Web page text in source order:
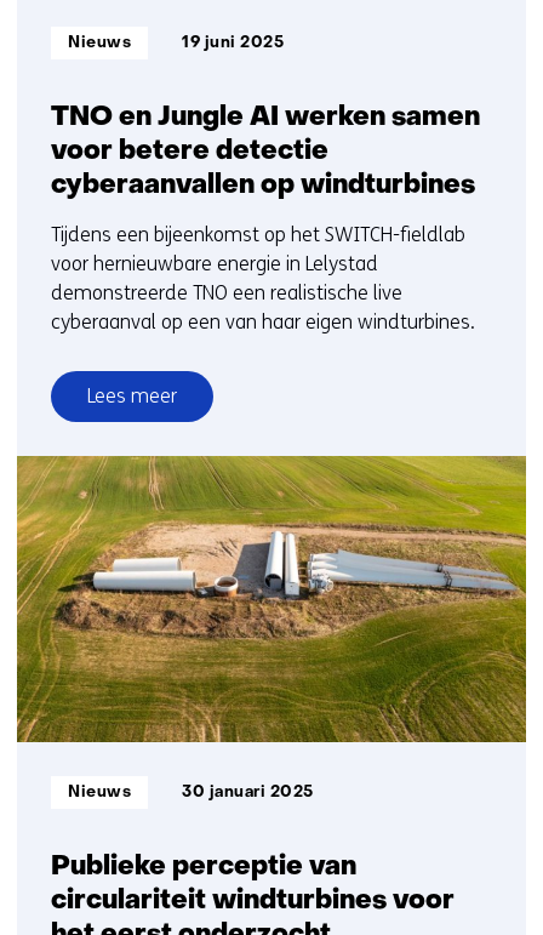
TNO en Jungle AI werken samen
voor betere detectie
cyberaanvallen op windturbines
Informatietype:
Nieuws 19 juni 2025
Tijdens een bijeenkomst op het SWITCH-fieldlab
voor hernieuwbare energie in Lelystad
demonstreerde TNO een realistische live
cyberaanval op een van haar eigen windturbines.
Lees meer
over
TNO
en
Jungle
AI
werken
samen
voor
betere
detectie
cyberaanvallen
op
Publieke perceptie van
circulariteit windturbines voor
Informatietype:
Nieuws 30 januari 2025